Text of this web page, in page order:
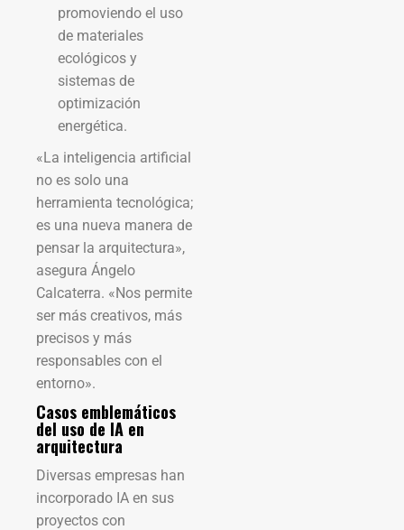
promoviendo el uso
de materiales
ecológicos y
sistemas de
optimización
energética.
«La inteligencia artificial
no es solo una
herramienta tecnológica;
es una nueva manera de
pensar la arquitectura»,
asegura Ángelo
Calcaterra. «Nos permite
ser más creativos, más
precisos y más
responsables con el
entorno».
Casos emblemáticos
del uso de IA en
arquitectura
Diversas empresas han
incorporado IA en sus
proyectos con